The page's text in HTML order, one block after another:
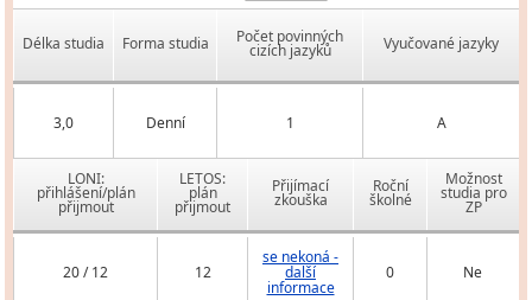
Délka studia Forma studia Počet povinných
cizích jazyků Vyučované jazyky
3,0 Denní 1 A
LONI:
přihlášení/plán
přijmout
LETOS:
plán
přijmout
Přijímací
zkouška
Roční
školné
Možnost
studia pro
ZP
20 / 12 12
se nekoná -
další
informace
0 Ne